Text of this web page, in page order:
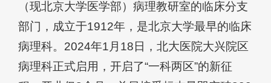
（现北京大学医学部）病理教研室的临床分支
部门，成立于1912年，是北京大学最早的临床
病理科。2024年1月18日，北大医院大兴院区
病理科正式启用，开启了“一科两区”的新征